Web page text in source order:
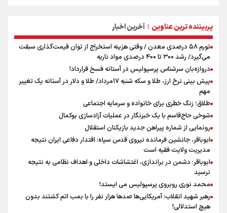
پربیننده ترین عناوین | آخرین اخبار
تورم ۵۸ درصدی معدن / وقتی هزینه استخراج از توان قیمت‌گذاری سبقت
می‌گیرد/ رشد ۳۰۰ تا ۴۰۰ درصدی مواد ناریه
دروازه‌بان سرشناس پرسپولیس در آستانه فسخ قرارداد!
پیش بینی نرخ ارز، طلا و سکه شنبه ۱۷مرداد/ طلا و دلار در آستانه یک تغییر
مهم
طلاق؛ زنگ خطری برای خانواده و سرمایه اجتماعی
شوخی حاج‌قاسم با یک خبرنگار در عملیات آزادسازی بوکمال
رونمایی از شماره پیراهن جدید بازیکنان استقلال
ابوباقر، جانشین فرمانده نیروی قدس سپاه: اقتدار دفاعی ایران نتیجه
مدیریت ولایت فقیه است
ابوباقر: دشمن در براندازی، اغتشاشات داخلی و اهداف نظامی به نتیجه
نرسید
محمد نوری روبروی پرسپولیس می ایستد!
رهبر شهید انقلاب: آمریکایی‌ها صدها هزار نفر را با بمب اتم کشتند بدون
هیچ استدلالی!